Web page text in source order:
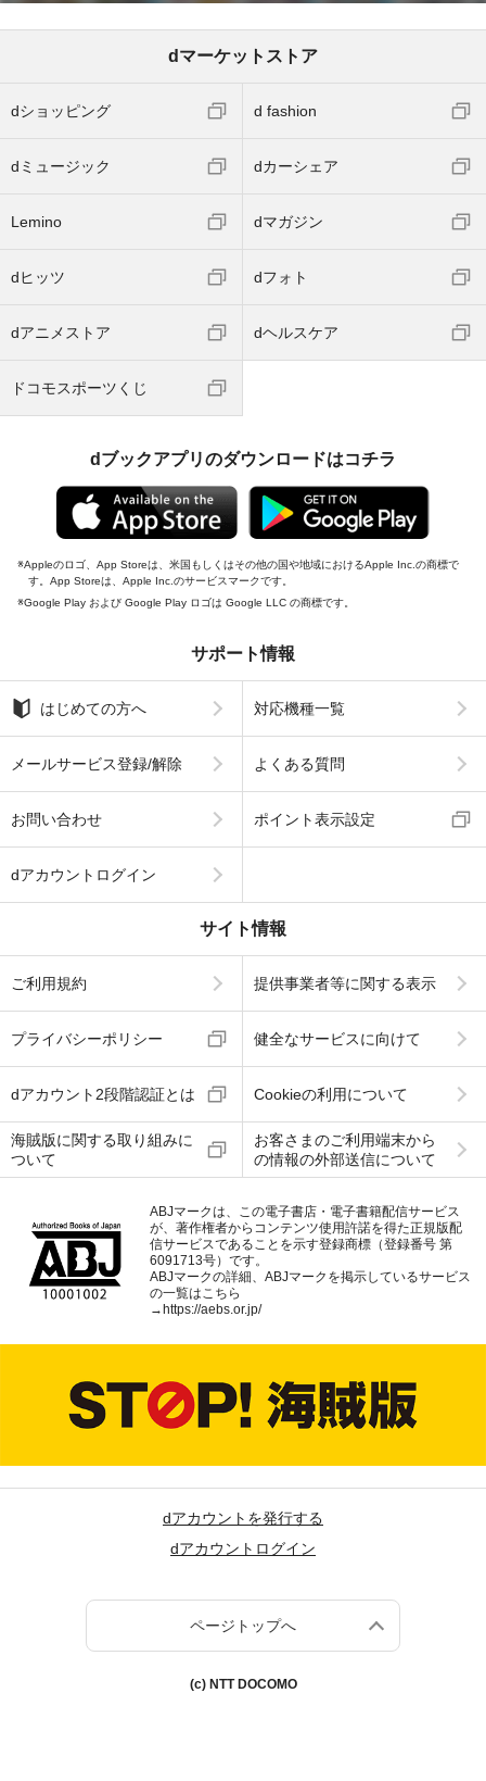
dマーケットストア
dショッピング d fashion
dミュージック dカーシェア
Lemino dマガジン
dヒッツ dフォト
dアニメストア dヘルスケア
ドコモスポーツくじ
dブックアプリのダウンロードはコチラ
Appleのロゴ、App Storeは、米国もしくはその他の国や地域におけるApple Inc.の商標で
す。App Storeは、Apple Inc.のサービスマークです。
Google Play および Google Play ロゴは Google LLC の商標です。
サポート情報
はじめての方へ 対応機種一覧
メールサービス登録/解除 よくある質問
お問い合わせ ポイント表示設定
dアカウントログイン
サイト情報
ご利用規約 提供事業者等に関する表示
プライバシーポリシー 健全なサービスに向けて
dアカウント2段階認証とは Cookieの利用について
海賊版に関する取り組みに
ついて
お客さまのご利用端末から
の情報の外部送信について
ABJマークは、この電子書店・電子書籍配信サービス
が、著作権者からコンテンツ使用許諾を得た正規版配
信サービスであることを示す登録商標（登録番号 第
6091713号）です。
ABJマークの詳細、ABJマークを掲示しているサービス
の一覧はこちら
→ https://aebs.or.jp/
dアカウントを発行する
dアカウントログイン
ページトップへ
(c) NTT DOCOMO